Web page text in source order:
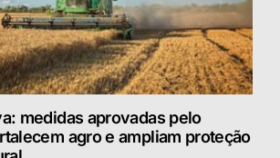
medidas aprovadas pelo
agro e ampliam proteção